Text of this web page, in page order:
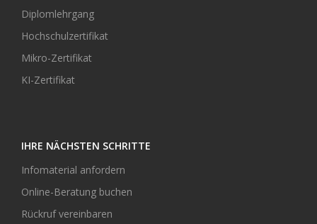
Diplomlehrgang
Hochschulzertifikat
Mikro-Zertifikat
KI-Zertifikat
IHRE NÄCHSTEN SCHRITTE
Infomaterial anfordern
Online-Beratung buchen
Rückruf vereinbaren